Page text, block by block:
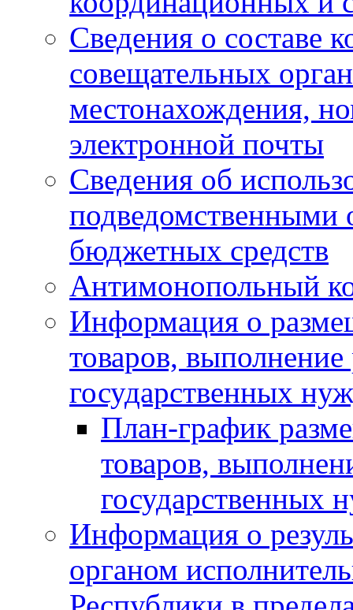
Сведения о составе
совещательных
местонахождения,
электронной почты
Сведения об
подведомственными
бюджетных средств
Антимонопольный
Информация о
товаров, выполнение
государственных
План-график
товаров,
государственных
Информация о
органом